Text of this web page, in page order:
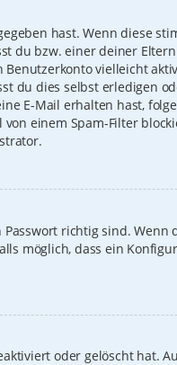
hast. Wenn diese
du bzw. einer deiner
vielleicht
du dies selbst erledigen
E-Mail erhalten hast,
einem Spam-Filter
richtig sind. Wenn
möglich, dass ein
oder gelöscht hat.